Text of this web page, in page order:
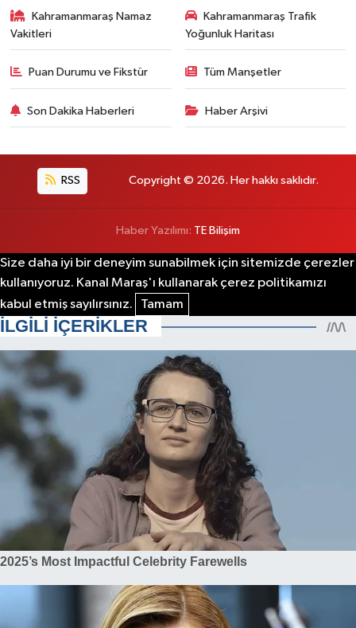
Kahramanmaraş Namaz
Vakitleri
Kahramanmaraş Trafik
Yoğunluk Haritası
Puan Durumu ve Fikstür Tüm Manşetler
Son Dakika Haberleri Haber Arşivi
RSS Copyright © 2026. Her hakkı saklıdır.
Haber Yazılımı: TE Bilişim
Size daha iyi bir deneyim sunabilmek için sitemizde çerezler
kullanıyoruz. Kanal Maraş'ı kullanarak çerez politikamızı
kabul etmiş sayılırsınız.
Tamam